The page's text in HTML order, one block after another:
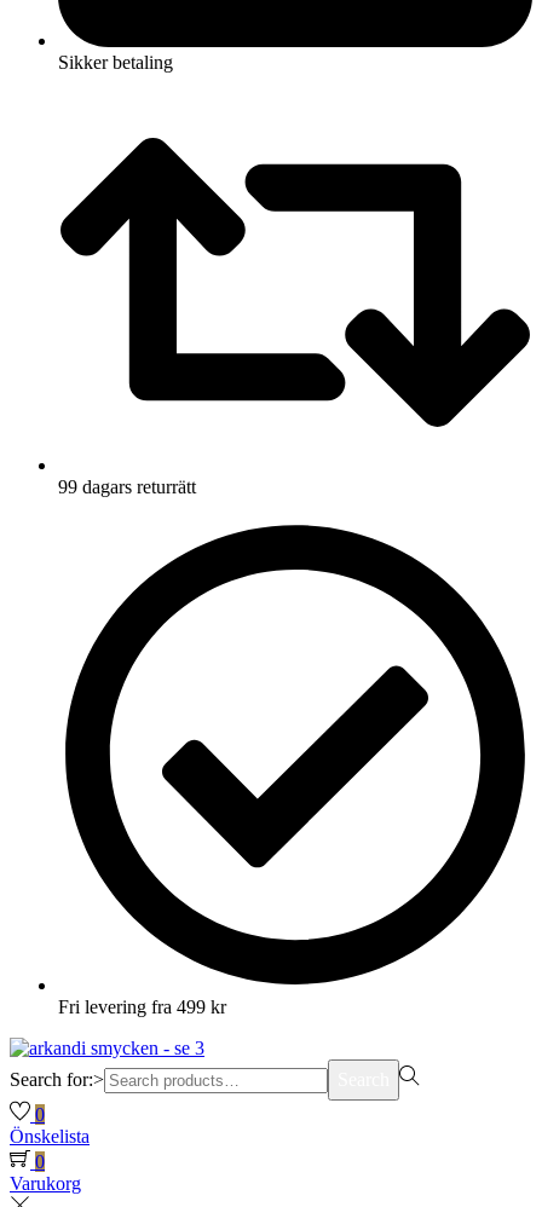
Sikker betaling
99 dagars returrätt
Fri levering fra 499 kr
Search for:>
0
Önskelista
0
Varukorg